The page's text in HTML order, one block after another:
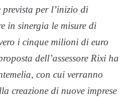
per l’inizio di
in sinergia le misure di
i cinque milioni di euro
dell’assessore Rixi ha
con cui verranno
creazione di nuove imprese